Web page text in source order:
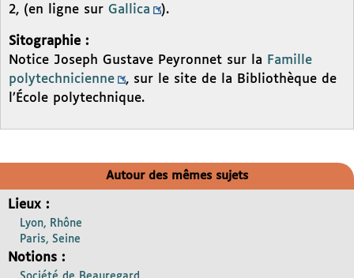
2, (en ligne sur Gallica ).
Sitographie :
Notice Joseph Gustave Peyronnet sur la Famille
polytechnicienne
, sur le site de la Bibliothèque de
l’École polytechnique.
Autour des mêmes sujets
Lieux :
Lyon, Rhône
Paris, Seine
Notions :